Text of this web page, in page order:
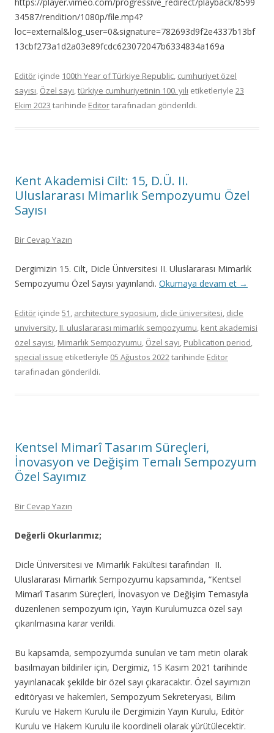
https://player.vimeo.com/progressive_redirect/playback/8599
34587/rendition/1080p/file.mp4?
loc=external&log_user=0&signature=782693d9f2e4337b13bf
13cbf273a1d2a03e89fcdc623072047b6334834a169a
Editör içinde 100th Year of Türkiye Republic, cumhuriyet özel
sayısı, Özel sayı,türkiye cumhuriyetinin 100. yılı etiketleriyle 23
Ekim 2023 tarihinde Editortarafınadan gönderildi.
Kent Akademisi Cilt: 15, D.Ü. II.
Uluslararası Mimarlık Sempozyumu Özel
Sayısı
Bir Cevap Yazın
Dergimizin 15. Cilt, Dicle Üniversitesi II. Uluslararası Mimarlık
Sempozyumu Özel Sayısı yayınlandı. Okumaya devam et →
Editör içinde 51, architecture syposium, dicle üniversitesi, dicle
unviversity, II. uluslararası mimarlık sempozyumu, kent akademisi
özel sayısı, Mimarlık Sempozyumu, Özel sayı, Publication period,
special issue etiketleriyle 05 Ağustos 2022tarihinde Editor
tarafınadan gönderildi.
Kentsel Mimarî Tasarım Süreçleri,
İnovasyon ve Değişim Temalı Sempozyum
Özel Sayımız
Bir Cevap Yazın
Değerli Okurlarımız;
Dicle Üniversitesi ve Mimarlık Fakültesi tarafından II.
Uluslararası Mimarlık Sempozyumu kapsamında, “Kentsel
Mimarî Tasarım Süreçleri, İnovasyon ve Değişim Temasıyla
düzenlenen sempozyum için, Yayın Kurulumuzca özel sayı
çıkarılmasına karar verildi.
Bu kapsamda, sempozyumda sunulan ve tam metin olarak
basılmayan bildiriler için, Dergimiz, 15 Kasım 2021 tarihinde
yayınlanacak şekilde bir özel sayı çıkaracaktır. Özel sayımızın
editöryası ve hakemleri, Sempozyum Sekreteryası, Bilim
Kurulu ve Hakem Kurulu ile Dergimizin Yayın Kurulu, Editör
Kurulu ve Hakem Kurulu ile koordineli olarak yürütülecektir.